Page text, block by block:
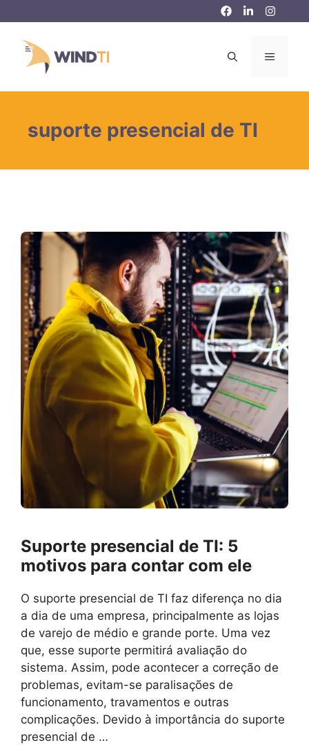
para
conteúdo
MENU
suporte presencial de TI
Suporte presencial de TI: 5
motivos para contar com ele
O suporte presencial de TI faz diferença no dia
a dia de uma empresa, principalmente as lojas
de varejo de médio e grande porte. Uma vez
que, esse suporte permitirá avaliação do
sistema. Assim, pode acontecer a correção de
problemas, evitam-se paralisações de
funcionamento, travamentos e outras
complicações. Devido à importância do suporte
presencial de …